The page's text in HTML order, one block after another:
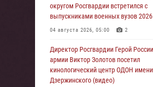
митинге, посвященном второй
вторжения ВСУ на территорию
06 августа 2026, 11:56 4
В Санкт-Петербурге наряд
задержал правонарушителя,
подростку травматическим
06 августа 2026, 11:33
округом Росгвардии встретился с
выпускниками военных вузов 2026
04 августа 2026, 05:00 2
Директор Росгвардии Герой
армии Виктор Золотов посетил
кинологический центр ОДОН
Дзержинского (видео)